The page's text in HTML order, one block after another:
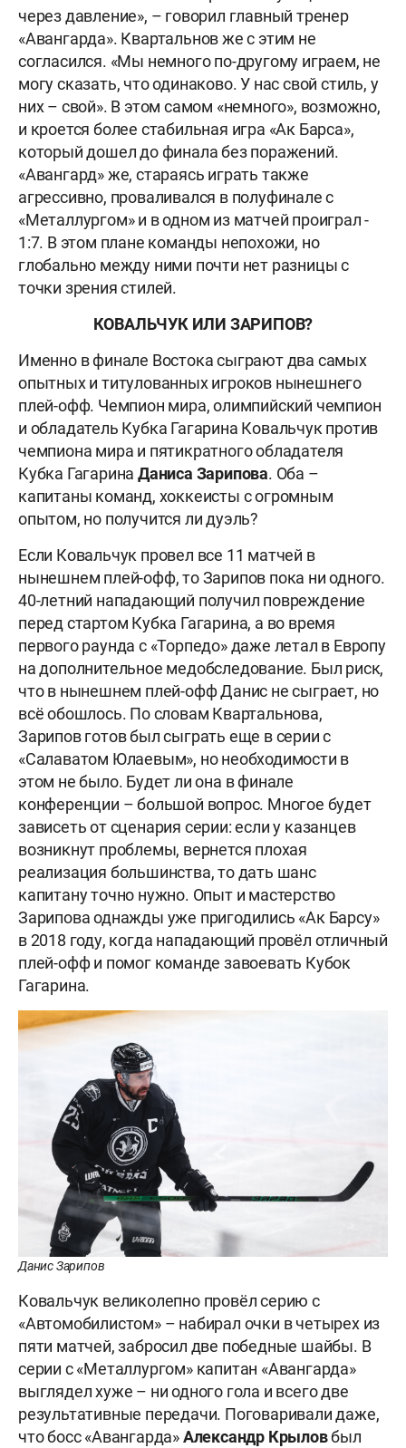
через давление», – говорил главный тренер
«Авангарда». Квартальнов же с этим не
согласился. «Мы немного по-другому играем, не
могу сказать, что одинаково. У нас свой стиль, у
них – свой». В этом самом «немного», возможно,
и кроется более стабильная игра «Ак Барса»,
который дошел до финала без поражений.
«Авангард» же, стараясь играть также
агрессивно, проваливался в полуфинале с
«Металлургом» и в одном из матчей проиграл -
1:7. В этом плане команды непохожи, но
глобально между ними почти нет разницы с
точки зрения стилей.
КОВАЛЬЧУК ИЛИ ЗАРИПОВ?
Именно в финале Востока сыграют два самых
опытных и титулованных игроков нынешнего
плей-офф. Чемпион мира, олимпийский чемпион
и обладатель Кубка Гагарина Ковальчук против
чемпиона мира и пятикратного обладателя
Кубка Гагарина Даниса Зарипова. Оба –
капитаны команд, хоккеисты с огромным
опытом, но получится ли дуэль?
Если Ковальчук провел все 11 матчей в
нынешнем плей-офф, то Зарипов пока ни одного.
40-летний нападающий получил повреждение
перед стартом Кубка Гагарина, а во время
первого раунда с «Торпедо» даже летал в Европу
на дополнительное медобследование. Был риск,
что в нынешнем плей-офф Данис не сыграет, но
всё обошлось. По словам Квартальнова,
Зарипов готов был сыграть еще в серии с
«Салаватом Юлаевым», но необходимости в
этом не было. Будет ли она в финале
конференции – большой вопрос. Многое будет
зависеть от сценария серии: если у казанцев
возникнут проблемы, вернется плохая
реализация большинства, то дать шанс
капитану точно нужно. Опыт и мастерство
Зарипова однажды уже пригодились «Ак Барсу»
в 2018 году, когда нападающий провёл отличный
плей-офф и помог команде завоевать Кубок
Гагарина.
Данис Зарипов
Ковальчук великолепно провёл серию с
«Автомобилистом» – набирал очки в четырех из
пяти матчей, забросил две победные шайбы. В
серии с «Металлургом» капитан «Авангарда»
выглядел хуже – ни одного гола и всего две
результативные передачи. Поговаривали даже,
что босс «Авангарда»Александр Крыловбыл